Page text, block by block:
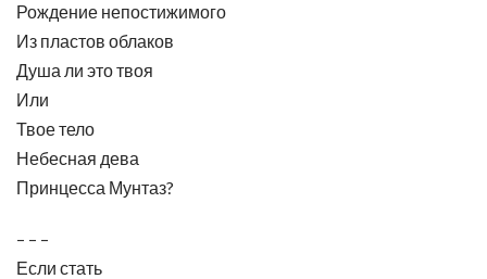
Рождение непостижимого
Из пластов облаков
Душа ли это твоя
Или
Твое тело
Небесная дева
Принцесса Мунтаз?
– – –
Если стать